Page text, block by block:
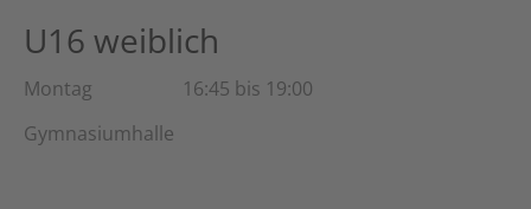
U16 weiblich
Montag 16:45 bis 19:00
Gymnasiumhalle